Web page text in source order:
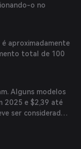
o no
aproximadamente
total de 100
Alguns modelos
2025 e $2,39 até
ser considerado